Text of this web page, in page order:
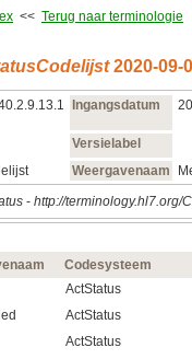
<< Terug naar terminologie
Ingangsdatum
Versielabel
Weergavenaam
- http://terminology.hl7.org/
Codesysteem
ActStatus
ActStatus
ActStatus